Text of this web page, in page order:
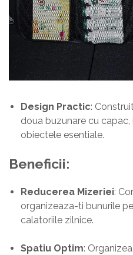
Design Practic:
doua buzunare cu
obiectele esentiale.
Beneficii:
Reducerea Mizeriei:
organizeaza-ti bunurile
calatoriile zilnice.
Spatiu Optim: